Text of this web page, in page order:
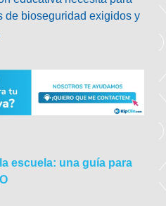
de bioseguridad exigidos y
escuela: una guía para